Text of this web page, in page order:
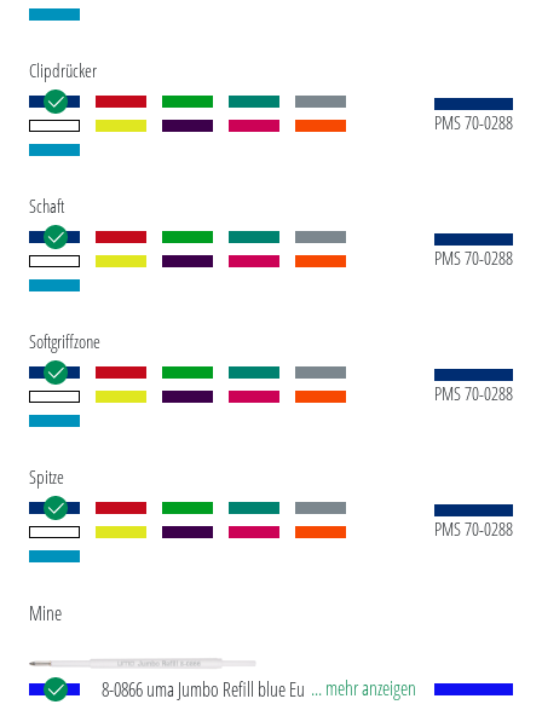
Clipdrücker
PMS 70-0288
Schaft
PMS 70-0288
Softgriffzone
PMS 70-0288
Spitze
PMS 70-0288
Mine
8-0866 uma Jumbo Refill blue Europäische Jumbo
... mehr anzeigen